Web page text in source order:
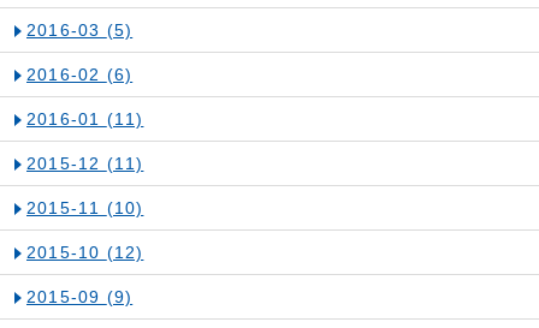
2016-03 (5)
2016-02 (6)
2016-01 (11)
2015-12 (11)
2015-11 (10)
2015-10 (12)
2015-09 (9)